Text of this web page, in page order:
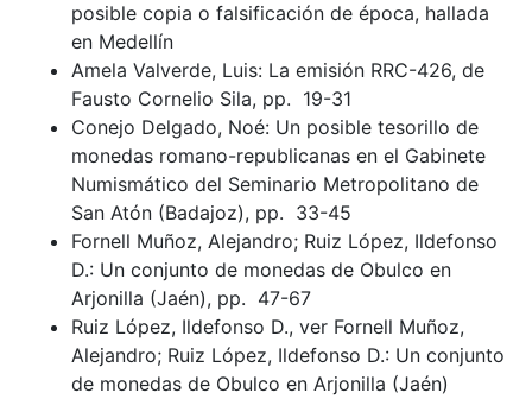
posible copia o falsificación de época, hallada
en Medellín
Amela Valverde, Luis: La emisión RRC-426, de
Fausto Cornelio Sila, pp. 19-31
Conejo Delgado, Noé: Un posible tesorillo de
monedas romano-republicanas en el Gabinete
Numismático del Seminario Metropolitano de
San Atón (Badajoz), pp. 33-45
Fornell Muñoz, Alejandro; Ruiz López, Ildefonso
D.: Un conjunto de monedas de Obulco en
Arjonilla (Jaén), pp. 47-67
Ruiz López, Ildefonso D., ver Fornell Muñoz,
Alejandro; Ruiz López, Ildefonso D.: Un conjunto
de monedas de Obulco en Arjonilla (Jaén)